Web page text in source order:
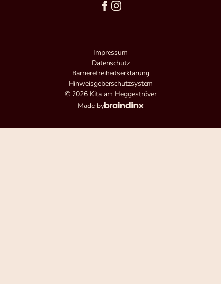
© 2026 Kita am Heggeströver
Impressum
Datenschutz
Barrierefreiheitserklärung
Hinweisgeberschutzsystem
Made by